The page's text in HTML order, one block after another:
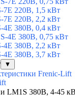
7E 220В, 1,5 кВт
7E 220В, 2,2 кВт
4E 380В, 0,4 кВт
4E 380В, 0,75 кВт
4E 380В, 2,2 кВт
4E 380В, 3,7 кВт
▼
Frenic-Lift
LM1S 380В, 4-45